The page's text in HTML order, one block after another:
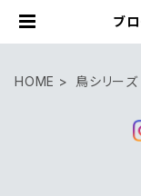
ブ
HOME 鳥シリーズ